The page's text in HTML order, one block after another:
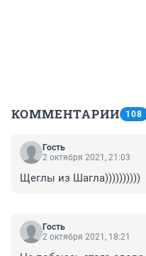
КОММЕНТАРИИ 108
Гость
2 октября 2021, 21:03
Щеглы из Шагла))))))))))
Гость
2 октября 2021, 18:21